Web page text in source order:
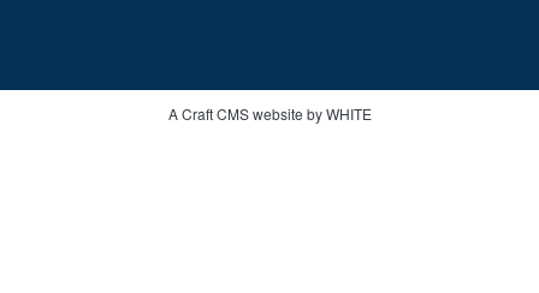
A Craft CMS website by WHITE